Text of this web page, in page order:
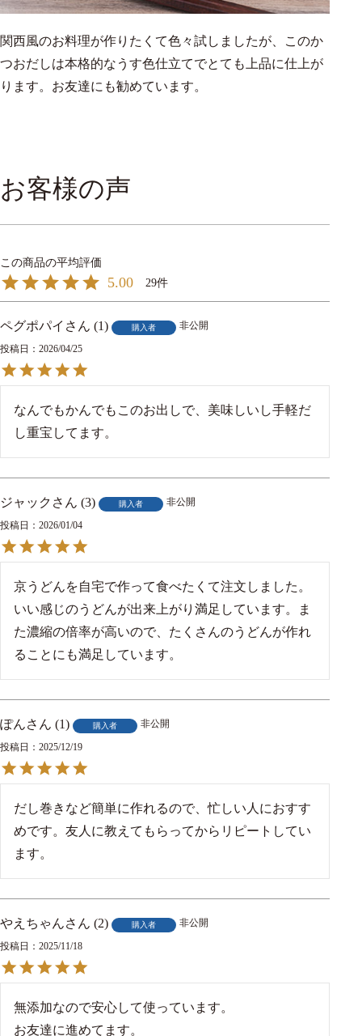
関西風のお料理が作りたくて色々試しましたが、このか
つおだしは本格的なうす色仕立てでとても上品に仕上が
ります。お友達にも勧めています。
お客様の声
5.00 29
ペグポパイ 1 購入者 非公開
投稿日 2026/04/25
なんでもかんでもこのお出しで、美味しいし手軽だ
し重宝してます。
ジャック 3 購入者 非公開
投稿日 2026/01/04
京うどんを自宅で作って食べたくて注文しました。
いい感じのうどんが出来上がり満足しています。ま
た濃縮の倍率が高いので、たくさんのうどんが作れ
ることにも満足しています。
ぽん 1 購入者 非公開
投稿日 2025/12/19
だし巻きなど簡単に作れるので、忙しい人におすす
めです。友人に教えてもらってからリピートしてい
ます。
やえちゃん 2 購入者 非公開
投稿日 2025/11/18
無添加なので安心して使っています。
お友達に進めてます。